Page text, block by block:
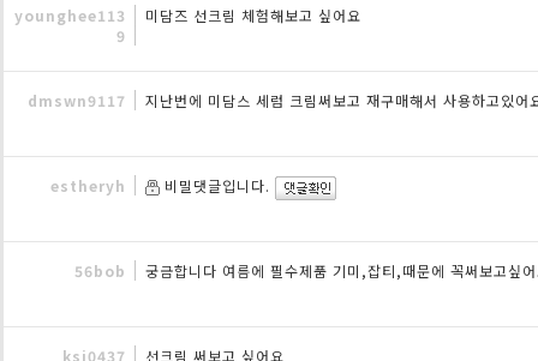
younghee113
9
미담즈 선크림 체험해보고 싶어요
dmswn9117 지난번에 미담스 세럼 크림써보고 재구매해서 사용하고있어
estheryh 비밀댓글입니다.
56bob 궁금합니다 여름에 필수제품 기미,잡티,때문에 꼭써보고싶
ksj0437 선크림 써보고 싶어요